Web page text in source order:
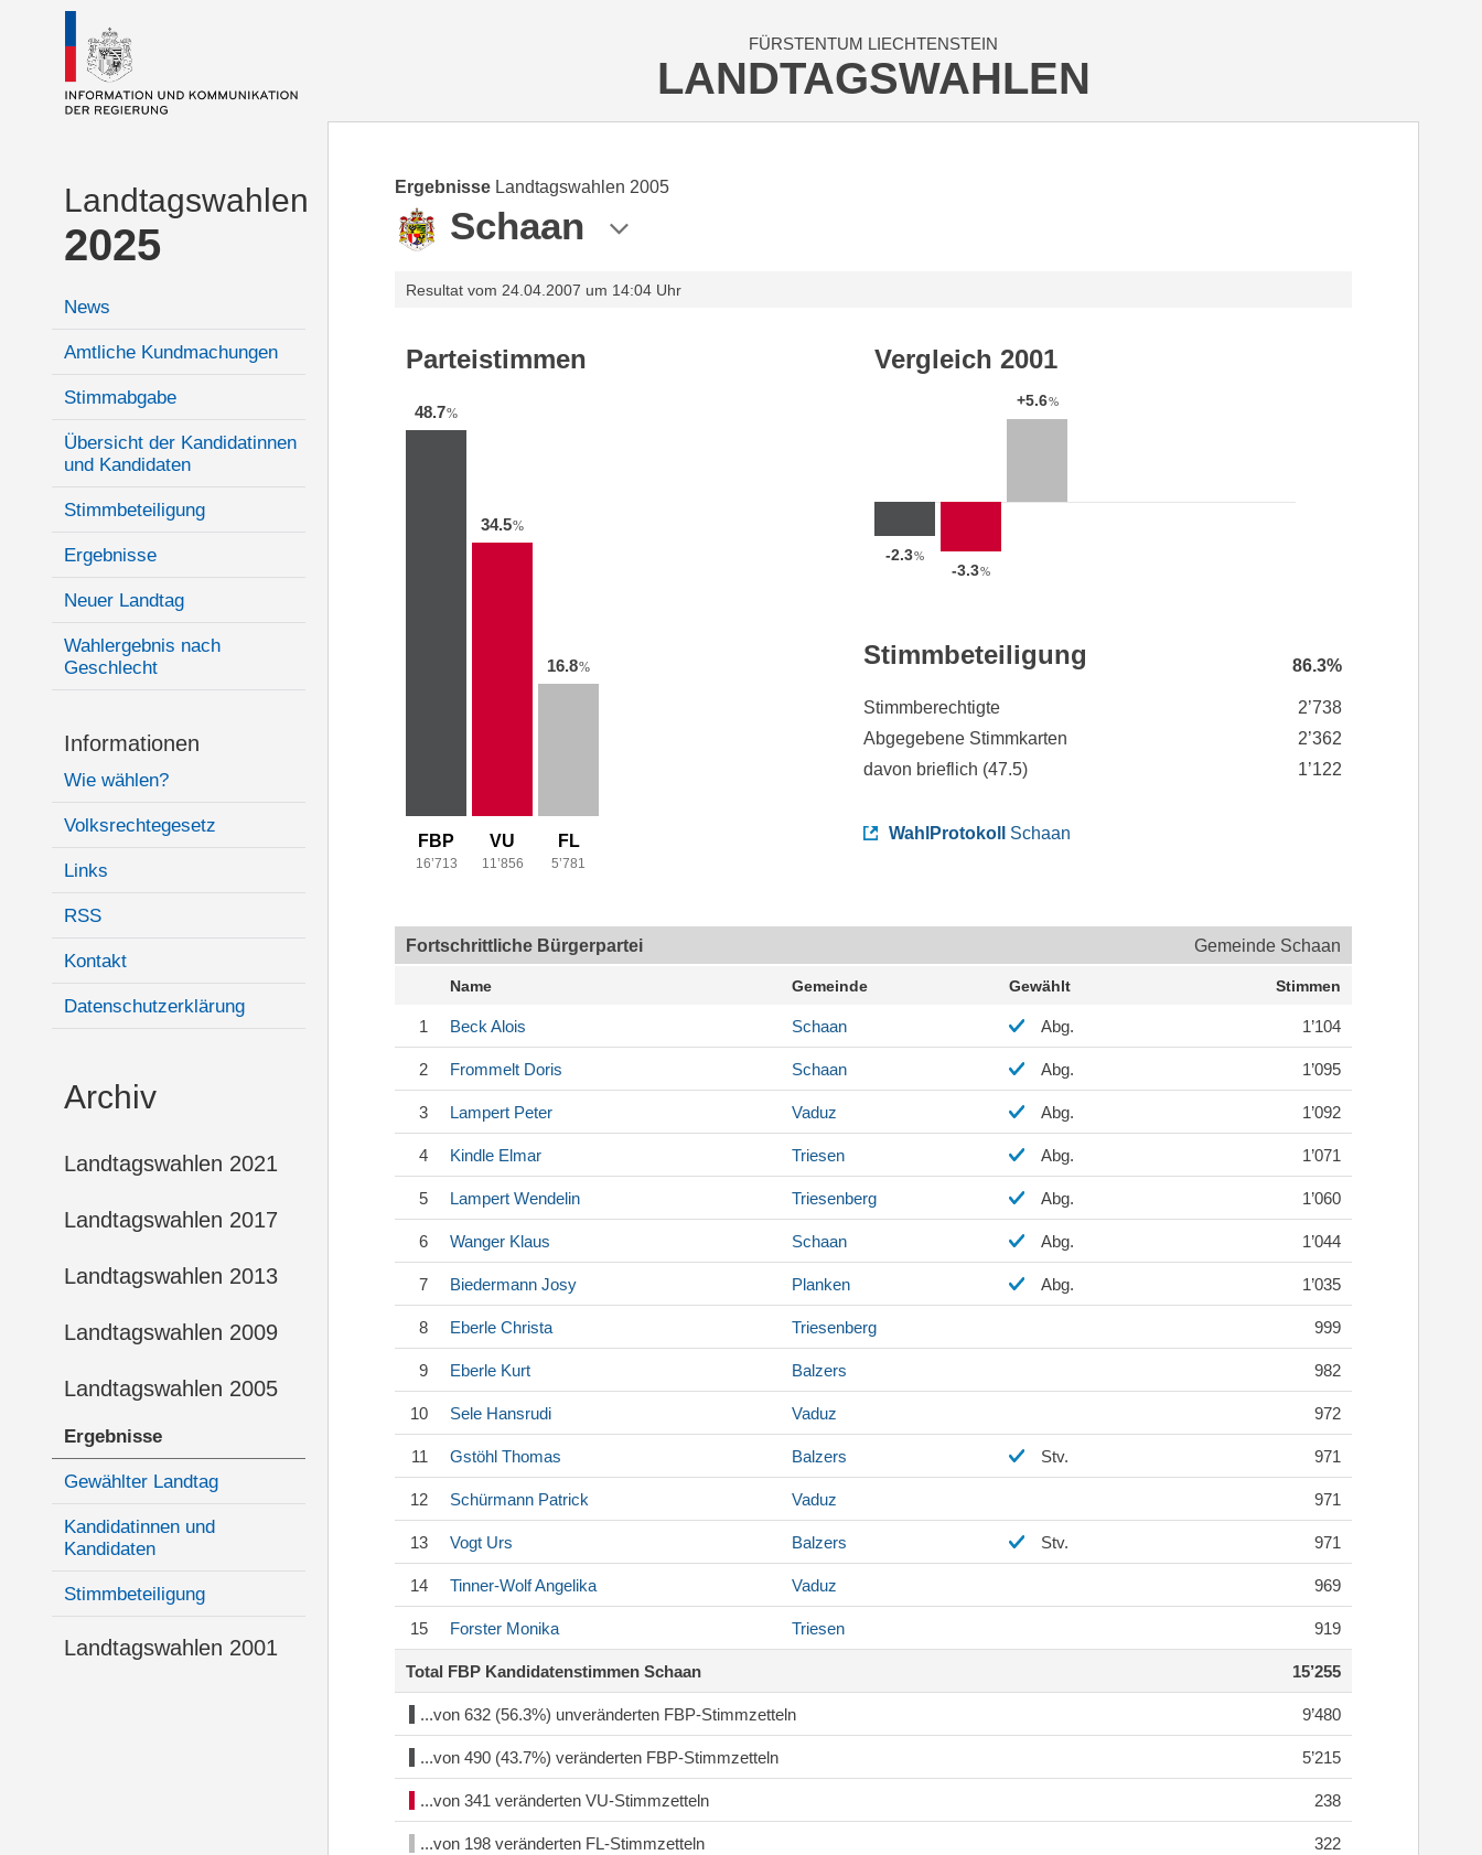
Landtagswahlen
2025
News
Amtliche Kundmachungen
Stimmabgabe
Übersicht der Kandidatinnen
und Kandidaten
Stimmbeteiligung
Ergebnisse
Neuer Landtag
Wahlergebnis nach
Geschlecht
Informationen
Wie wählen?
Volksrechtegesetz
Links
RSS
Kontakt
Datenschutzerklärung
Archiv
Landtagswahlen 2021
Landtagswahlen 2017
Landtagswahlen 2013
Landtagswahlen 2009
Landtagswahlen 2005
Ergebnisse
Gewählter Landtag
Kandidatinnen und
Kandidaten
Stimmbeteiligung
Landtagswahlen 2001
FÜRSTENTUM LIECHTENSTEIN
LANDTAGSWAHLEN
Ergebnisse Landtagswahlen 2005
Schaan
Resultat vom 24.04.2007 um 14:04 Uhr
Parteistimmen
48.7%
FBP
16’713
34.5%
VU
11’856
16.8%
FL
5’781
Vergleich 2001
-2.3%
-3.3%
+5.6%
Stimmbeteiligung 86.3%
Stimmberechtigte
2’738
Abgegebene Stimmkarten
2’362
davon brieflich (47.5) 1’122
WahlProtokoll Schaan
Fortschrittliche Bürgerpartei Gemeinde Schaan
Name Gemeinde Gewählt Stimmen
1 Beck Alois Schaan Abg. 1’104
2 Frommelt Doris Schaan Abg. 1’095
3 Lampert Peter Vaduz Abg. 1’092
4 Kindle Elmar Triesen Abg. 1’071
5 Lampert Wendelin Triesenberg Abg. 1’060
6 Wanger Klaus Schaan Abg. 1’044
7 Biedermann Josy Planken Abg. 1’035
8 Eberle Christa Triesenberg 999
9 Eberle Kurt Balzers 982
10 Sele Hansrudi Vaduz 972
11 Gstöhl Thomas Balzers Stv. 971
12 Schürmann Patrick Vaduz 971
13 Vogt Urs Balzers Stv. 971
14 Tinner-WolfAngelika Vaduz 969
15 Forster Monika Triesen 919
Total FBP Kandidatenstimmen Schaan 15’255
...von 632 (56.3%) unveränderten FBP-Stimmzetteln 9’480
...von 490 (43.7%) veränderten FBP-Stimmzetteln 5’215
...von 341 veränderten VU-Stimmzetteln 238
...von 198 veränderten FL-Stimmzetteln 322